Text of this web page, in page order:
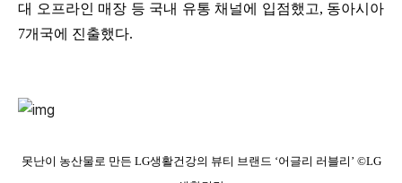
대 오프라인 매장 등 국내 유통 채널에 입점했고, 동아시아
7개국에 진출했다.
못난이 농산물로 만든 LG생활건강의 뷰티 브랜드 ‘어글리 러블리’ ©LG